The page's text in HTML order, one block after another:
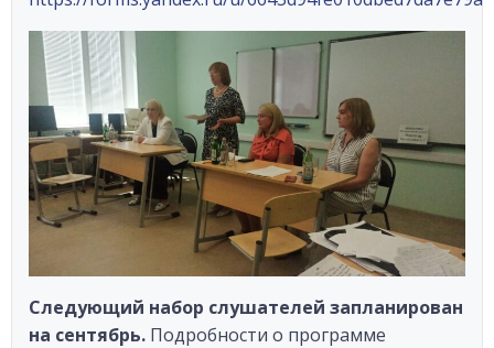
Следующий набор слушателей запланирован
на сентябрь. Подробности о программе